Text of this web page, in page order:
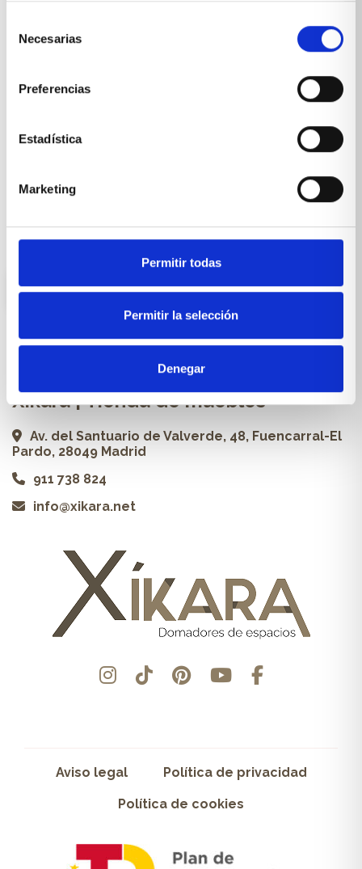
Necesarias
Preferencias
Estadística
Marketing
Permitir todas
Permitir la selección
Denegar
Carpintería a medida
Profesionales
ES
Contacto
Xikara | Tienda de muebles
Av. del Santuario de Valverde, 48, Fuencarral-El
Pardo, 28049 Madrid
911 738 824
info@xikara.net
Aviso legal Política de privacidad
Política de cookies